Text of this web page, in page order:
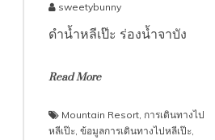
sweetybunny
ดำน้ำหลีเป๊ะ ร่องน้ำจาบัง
Read More
Mountain Resort, การเดินทางไป
หลีเป๊ะ, ข้อมูลการเดินทางไปหลีเป๊ะ,